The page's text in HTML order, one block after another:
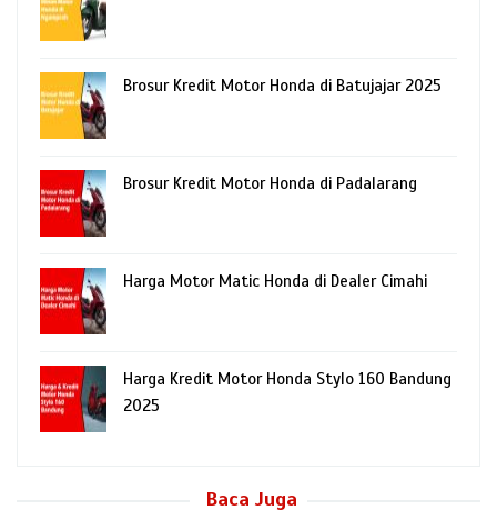
Brosur Kredit Motor Honda di Batujajar 2025
Brosur Kredit Motor Honda di Padalarang
Harga Motor Matic Honda di Dealer Cimahi
Harga Kredit Motor Honda Stylo 160 Bandung
2025
Baca Juga